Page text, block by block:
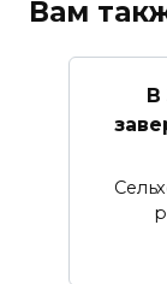
Вам
В